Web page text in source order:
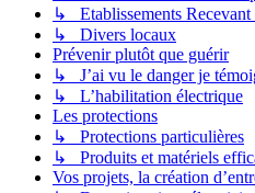
↳ Etablissements
↳ Divers locaux
Prévenir plutôt que guérir
↳ J’ai vu le danger je
↳ L’habilitation électrique
Les protections
↳ Protections particulières
↳ Produits et matériels
Vos projets, la création